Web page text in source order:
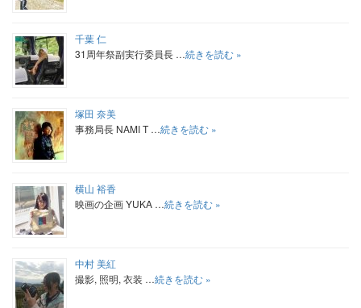
千葉 仁
31周年祭副実行委員長 …続きを読む »
塚田 奈美
事務局長 NAMI T …続きを読む »
横山 裕香
映画の企画 YUKA …続きを読む »
中村 美紅
撮影, 照明, 衣装 …続きを読む »